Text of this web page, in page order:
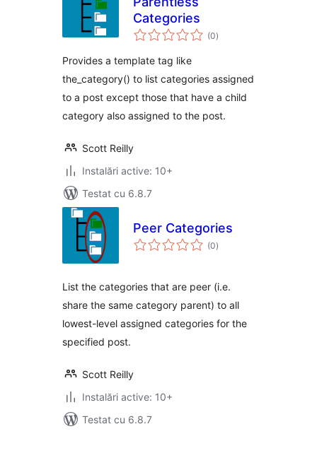
Categories
(0total
aprecieri
)
Provides a template tag like
the_category() to list categories assigned
to a post except those that have a child
category also assigned to the post.
Scott Reilly
Instalări active: 10+
Testat cu 6.8.7
Peer Categories
(0total
aprecieri
)
List the categories that are peer (i.e.
share the same category parent) to all
lowest-level assigned categories for the
specified post.
Scott Reilly
Instalări active: 10+
Testat cu 6.8.7